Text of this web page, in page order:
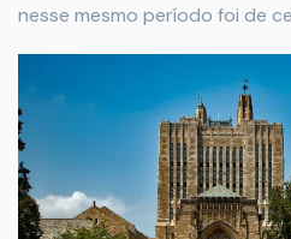
nesse mesmo período foi de